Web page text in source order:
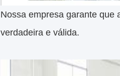
Nossa empresa garante que
verdadeira e válida.